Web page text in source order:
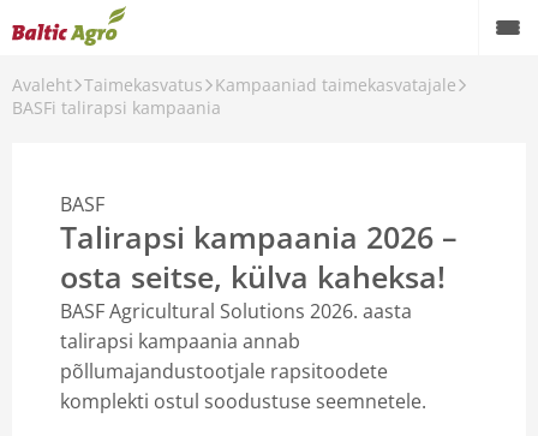
Avaleht Taimekasvatus
Kampaaniad taimekasvatajale
BASFi talirapsi kampaania
BASF
Talirapsi kampaania 2026 –
osta seitse, külva kaheksa!
BASF Agricultural Solutions 2026. aasta
talirapsi kampaania annab
põllumajandustootjale rapsitoodete
komplekti ostul soodustuse seemnetele.
Taimekasvatus
Profiaiandus
Koduaed
Masinarent
Teenused
Teraviljakäitlusseadmed